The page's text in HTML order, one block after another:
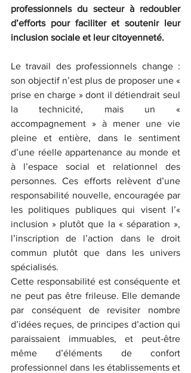
professionnels du secteur à redoubler
d’efforts pour faciliter et soutenir leur
inclusion sociale et leur citoyenneté.
Le travail des professionnels change :
son objectif n’est plus de proposer une «
prise en charge » dont il détiendrait seul
la technicité, mais un «
accompagnement » à mener une vie
pleine et entière, dans le sentiment
d’une réelle appartenance au monde et
à l’espace social et relationnel des
personnes. Ces efforts relèvent d’une
responsabilité nouvelle, encouragée par
les politiques publiques qui visent l’«
inclusion » plutôt que la « séparation »,
l’inscription de l’action dans le droit
commun plutôt que dans les univers
spécialisés.
Cette responsabilité est conséquente et
ne peut pas être frileuse. Elle demande
par conséquent de revisiter nombre
d’idées reçues, de principes d’action qui
paraissaient immuables, et peut-être
même d’éléments de confort
professionnel dans les établissements et